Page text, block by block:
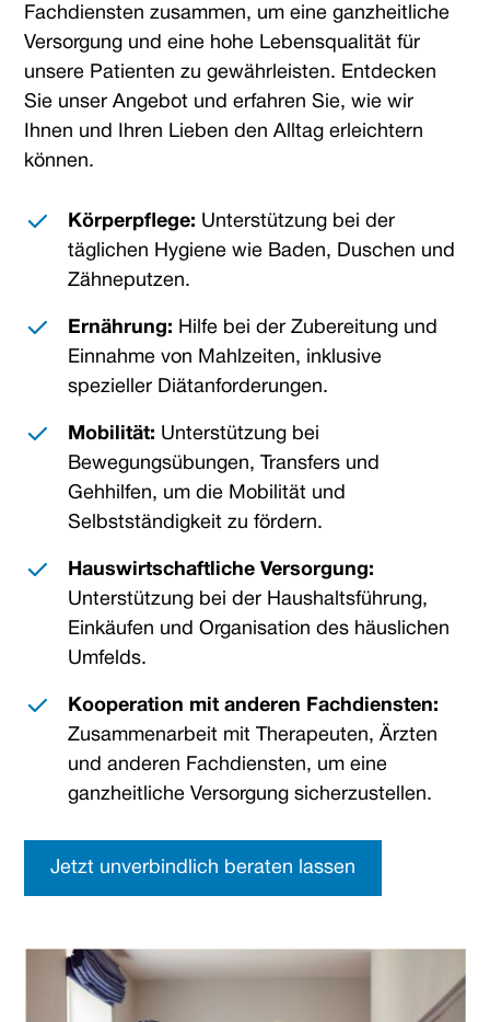
Fachdiensten zusammen, um eine ganzheitliche
Versorgung und eine hohe Lebensqualität für
unsere Patienten zu gewährleisten. Entdecken
Sie unser Angebot und erfahren Sie, wie wir
Ihnen und Ihren Lieben den Alltag erleichtern
können.
Körperpflege: Unterstützung bei der
täglichen Hygiene wie Baden, Duschen und
Zähneputzen.
Ernährung: Hilfe bei der Zubereitung und
Einnahme von Mahlzeiten, inklusive
spezieller Diätanforderungen.
Mobilität: Unterstützung bei
Bewegungsübungen, Transfers und
Gehhilfen, um die Mobilität und
Selbstständigkeit zu fördern.
Hauswirtschaftliche Versorgung:
Unterstützung bei der Haushaltsführung,
Einkäufen und Organisation des häuslichen
Umfelds.
Kooperation mit anderen Fachdiensten:
Zusammenarbeit mit Therapeuten, Ärzten
und anderen Fachdiensten, um eine
ganzheitliche Versorgung sicherzustellen.
Jetzt unverbindlich beraten lassen